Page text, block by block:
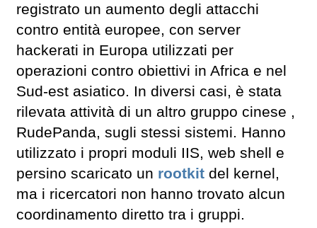
registrato un aumento degli attacchi
contro entità europee, con server
hackerati in Europa utilizzati per
operazioni contro obiettivi in Africa e nel
Sud-est asiatico. In diversi casi, è stata
rilevata attività di un altro gruppo cinese ,
RudePanda, sugli stessi sistemi. Hanno
utilizzato i propri moduli IIS, web shell e
persino scaricato un rootkit del kernel,
ma i ricercatori non hanno trovato alcun
coordinamento diretto tra i gruppi.